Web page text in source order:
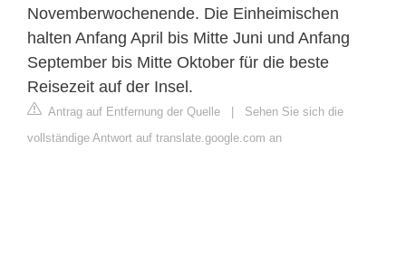
Novemberwochenende. Die Einheimischen
halten Anfang April bis Mitte Juni und Anfang
September bis Mitte Oktober für die beste
Reisezeit auf der Insel.
Antrag auf Entfernung der Quelle
Sehen Sie sich die
vollständige Antwort auf translate.google.com an